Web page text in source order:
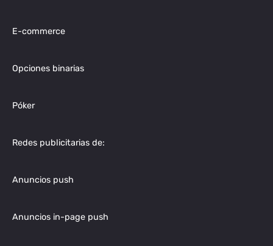
E-commerce
Opciones binarias
Póker
Redes publicitarias de:
Anuncios push
Anuncios in-page push